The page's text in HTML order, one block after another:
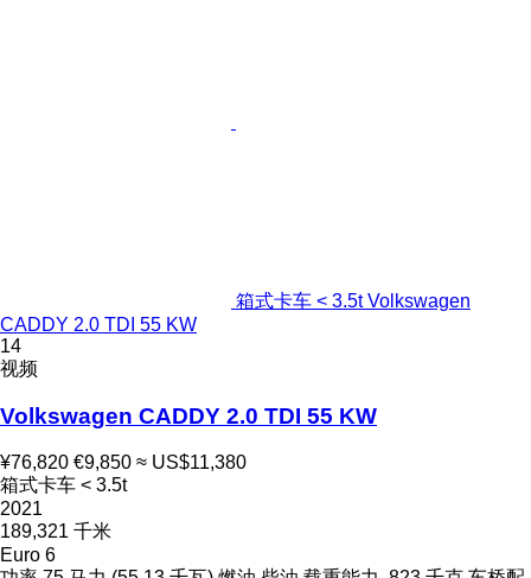
箱式卡车 < 3.5t Volkswagen
CADDY 2.0 TDI 55 KW
14
视频
Volkswagen CADDY 2.0 TDI 55 KW
¥76,820 €9,850 ≈ US$11,380
箱式卡车 < 3.5t
2021
189,321 千米
Euro 6